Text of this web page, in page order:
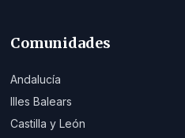
Comunidades
Andalucía
Illes Balears
Castilla y León